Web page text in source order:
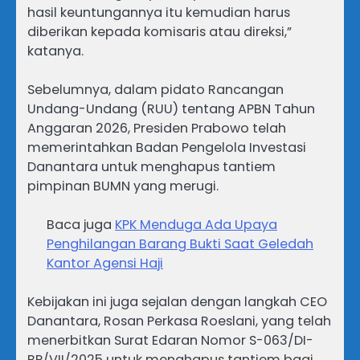
hasil keuntungannya itu kemudian harus
diberikan kepada komisaris atau direksi,”
katanya.
Sebelumnya, dalam pidato Rancangan
Undang-Undang (RUU) tentang APBN Tahun
Anggaran 2026, Presiden Prabowo telah
memerintahkan Badan Pengelola Investasi
Danantara untuk menghapus tantiem
pimpinan BUMN yang merugi.
Baca juga KPK Menduga Ada Upaya
Penghilangan Barang Bukti Saat Geledah
Kantor Agensi Haji
Kebijakan ini juga sejalan dengan langkah CEO
Danantara, Rosan Perkasa Roeslani, yang telah
menerbitkan Surat Edaran Nomor S-063/DI-